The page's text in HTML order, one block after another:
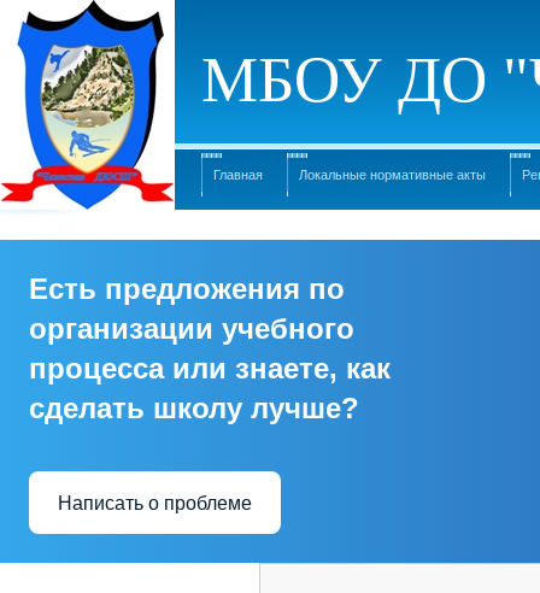
МБОУ ДО
Главная Локальные нормативные акты
Есть предложения по
организации учебного
процесса или знаете, как
сделать школу лучше?
Написать о проблеме